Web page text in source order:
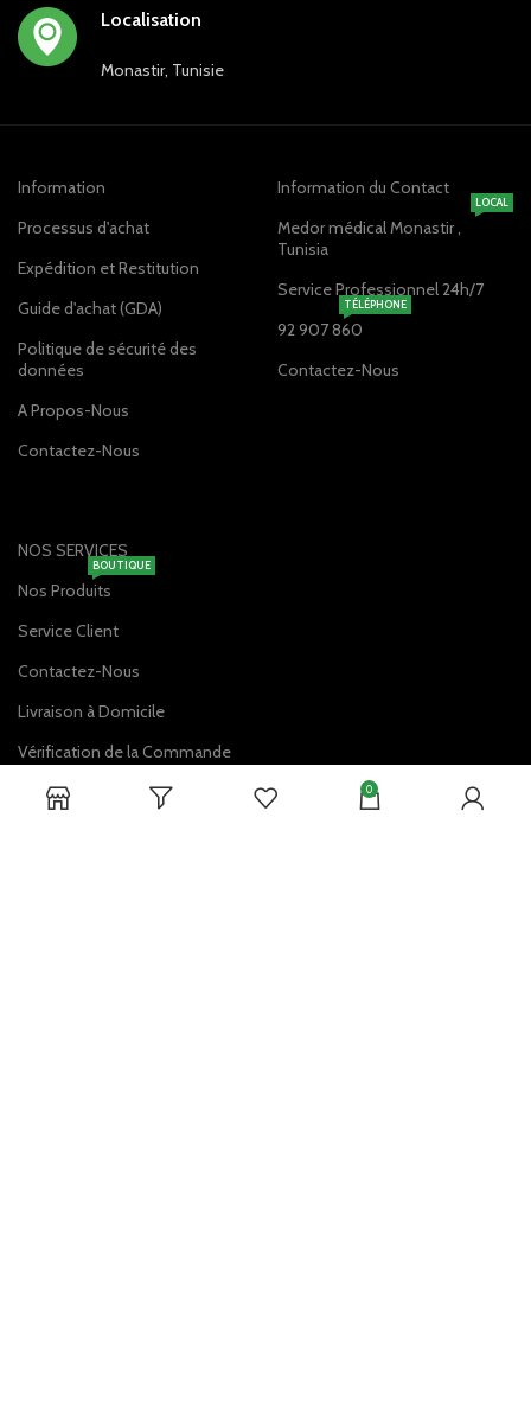
Localisation
Monastir, Tunisie
Information
Processus d'achat
Expédition et Restitution
Guide d'achat (GDA)
Politique de sécurité des
données
A Propos-Nous
Contactez-Nous
Information du Contact
Medor médical Monastir ,
Tunisia
LOCAL
Service Professionnel 24h/7
92 907 860
TÉLÉPHONE
Contactez-Nous
NOS SERVICES
Nos Produits
BOUTIQUE
Service Client
Contactez-Nous
Livraison à Domicile
Vérification de la Commande
0